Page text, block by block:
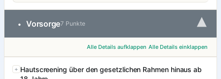
• Vorsorge7 Punkte ▾
Alle Details aufklappen Alle Details einklappen
Hautscreening über den gesetzlichen Rahmen hinaus ab